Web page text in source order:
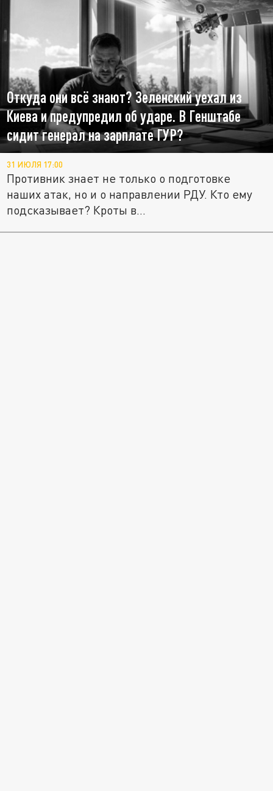
Откуда они всё знают? Зеленский уехал из
Киева и предупредил об ударе. В Генштабе
сидит генерал на зарплате ГУР?
31 ИЮЛЯ 17:00
Противник знает не только о подготовке
наших атак, но и о направлении РДУ. Кто ему
подсказывает? Кроты в...